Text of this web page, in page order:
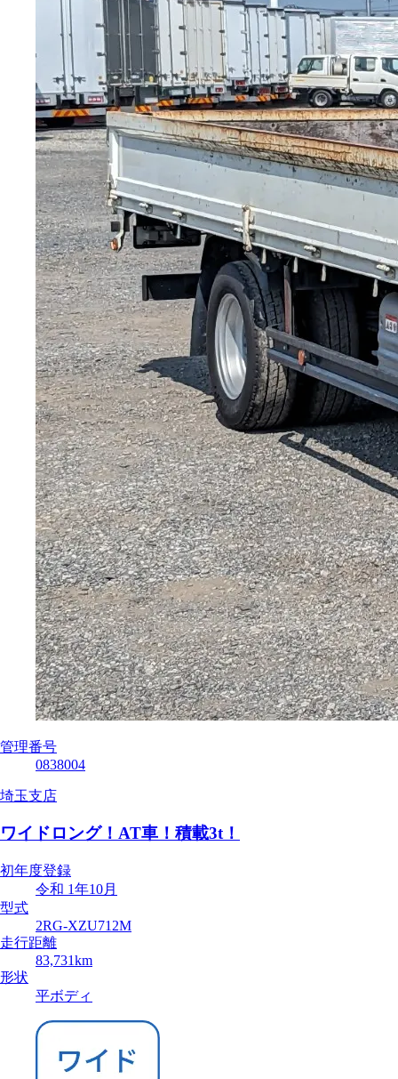
管理番号
0838004
埼玉支店
ワイドロング！AT車！積載3t！
初年度登録
令和 1年10月
型式
2RG-XZU712M
走行距離
83,731km
形状
平ボディ